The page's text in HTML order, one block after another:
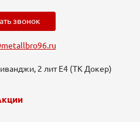
звонок
2 лит Е4 (ТК Докер​)